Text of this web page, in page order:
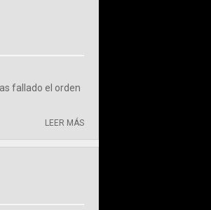
fallado el orden
LEER MÁS